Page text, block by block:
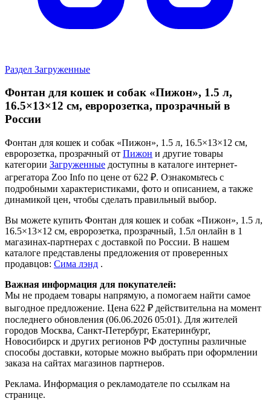
Раздел Загруженные
Фонтан для кошек и собак «Пижон», 1.5 л,
16.5×13×12 см, евророзетка, прозрачный в
России
Фонтан для кошек и собак «Пижон», 1.5 л, 16.5×13×12 см,
евророзетка, прозрачный от Пижон и другие товары
категории Загруженные доступны в каталоге интернет-
агрегатора Zoo Info по цене от 622 ₽. Ознакомьтесь с
подробными характеристиками, фото и описанием, а также
динамикой цен, чтобы сделать правильный выбор.
Вы можете купить Фонтан для кошек и собак «Пижон», 1.5 л,
16.5×13×12 см, евророзетка, прозрачный, 1.5л онлайн в 1
магазинах-партнерах с доставкой по России. В нашем
каталоге представлены предложения от проверенных
продавцов: Сима лэнд .
Важная информация для покупателей:
Мы не продаем товары напрямую, а помогаем найти самое
выгодное предложение. Цена 622 ₽ действительна на момент
последнего обновления (06.06.2026 05:01). Для жителей
городов Москва, Санкт-Петербург, Екатеринбург,
Новосибирск и других регионов РФ доступны различные
способы доставки, которые можно выбрать при оформлении
заказа на сайтах магазинов партнеров.
Реклама. Информация о рекламодателе по ссылкам на
странице.